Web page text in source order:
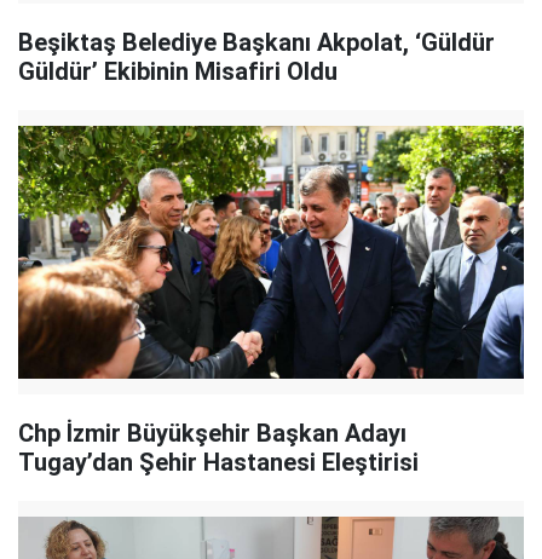
Beşiktaş Belediye Başkanı Akpolat, ‘Güldür
Güldür’ Ekibinin Misafiri Oldu
Chp İzmir Büyükşehir Başkan Adayı
Tugay’dan Şehir Hastanesi Eleştirisi